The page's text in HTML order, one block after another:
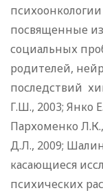
посвященные
социальных
родителей,
последствий
Г.Ш., 2003; Янко
Пархоменко
Д.Л., 2009;
касающиеся
психических